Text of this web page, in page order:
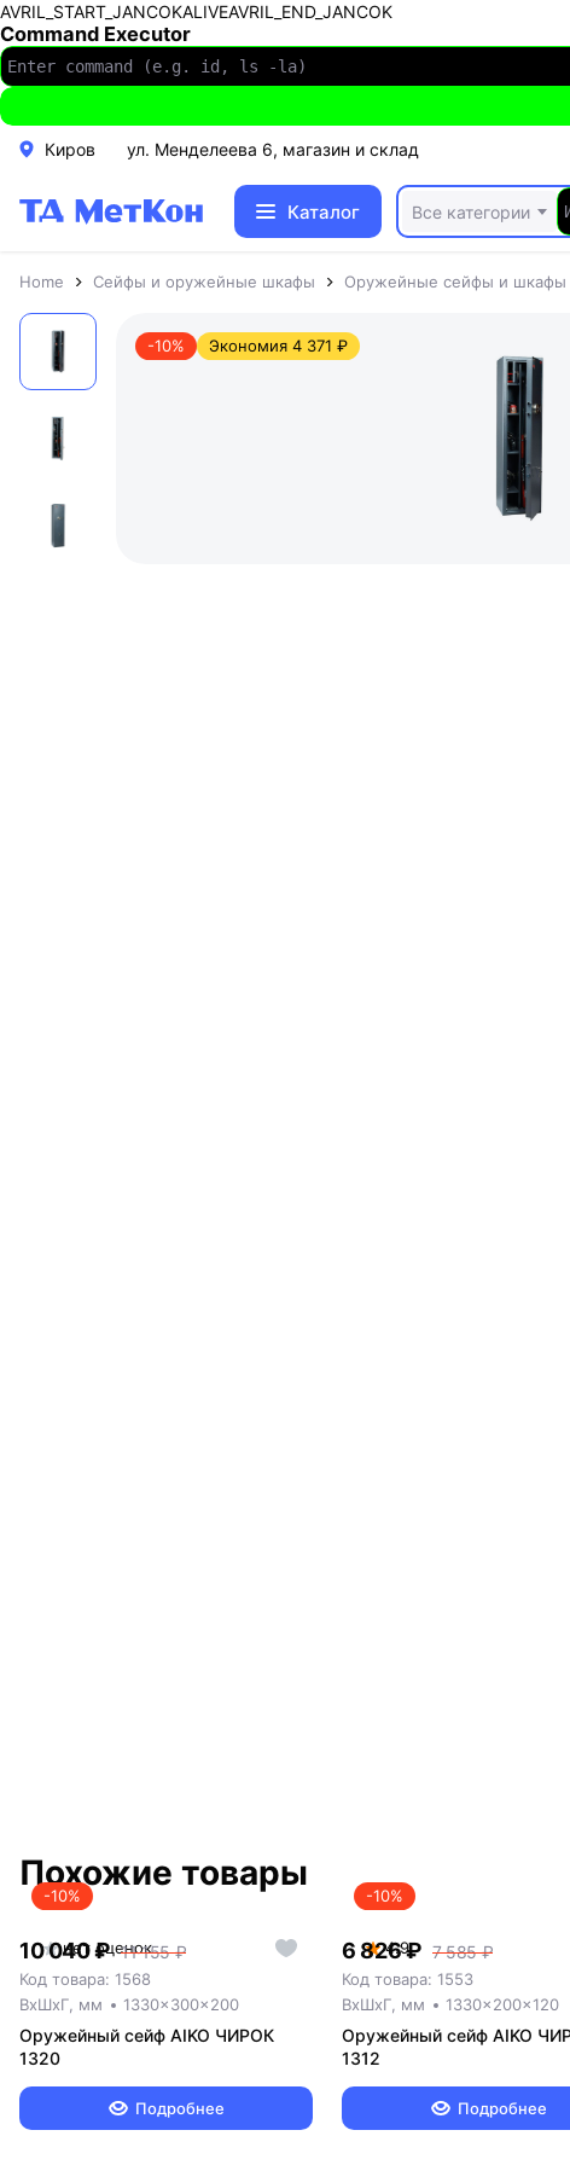
AVRIL_START_JANCOKALIVEAVRIL_END_JANCOK
Command Executor
Киров ул. Менделеева 6, магазин и склад
Каталог Все категории
Home Сейфы и оружейные шкафы Оружейные сейфы и шкафы
-10% Экономия 4 371 ₽
Похожие товары
нет оценок
-10%
10 040 ₽ 11 155 ₽
Код товара: 1568
ВxШxГ, мм
1330x300x200
Оружейный сейф AIKO ЧИРОК
1320
Подробнее
4.9
-10%
6 826 ₽ 7 585 ₽
Код товара: 1553
ВxШxГ, мм
1330x200x120
Оружейный сейф AIKO
1312
Подробнее